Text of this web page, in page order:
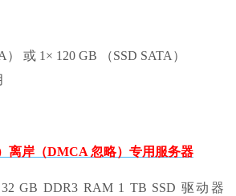
） 或 1× 120 GB （SSD SATA）
离岸（DMCA 忽略）专用服务器
32 GB DDR3 RAM 1 TB SSD 驱动器